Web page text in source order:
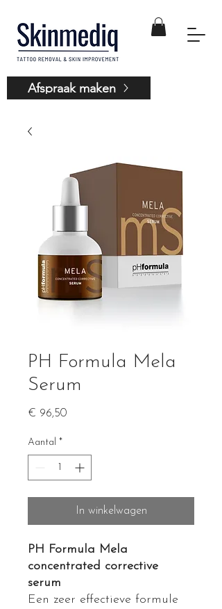
Afspraak maken
PH Formula Mela
Serum
€ 96,50Prijs
Aantal *
In winkelwagen
PH Formula Mela
concentrated corrective
serum
Een zeer effectieve formule